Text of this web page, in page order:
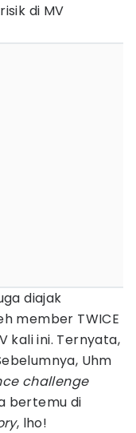
di MV
diajak
member TWICE
kali ini. Ternyata,
Uhm
challenge
bertemu di
, lho!